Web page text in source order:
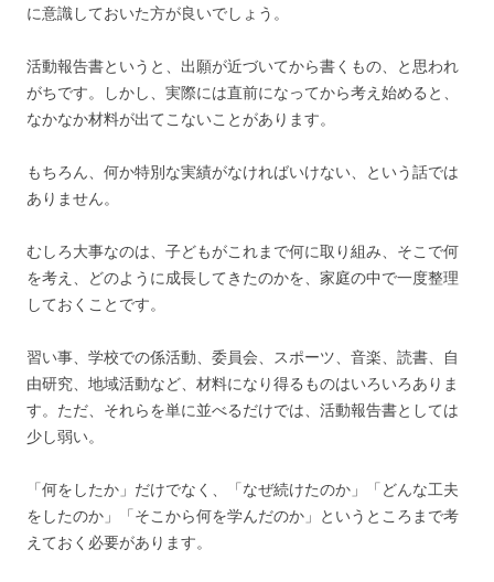
に意識しておいた方が良いでしょう。
活動報告書というと、出願が近づいてから書くもの、と思われ
がちです。しかし、実際には直前になってから考え始めると、
なかなか材料が出てこないことがあります。
もちろん、何か特別な実績がなければいけない、という話では
ありません。
むしろ大事なのは、子どもがこれまで何に取り組み、そこで何
を考え、どのように成長してきたのかを、家庭の中で一度整理
しておくことです。
習い事、学校での係活動、委員会、スポーツ、音楽、読書、自
由研究、地域活動など、材料になり得るものはいろいろありま
す。ただ、それらを単に並べるだけでは、活動報告書としては
少し弱い。
「何をしたか」だけでなく、「なぜ続けたのか」「どんな工夫
をしたのか」「そこから何を学んだのか」というところまで考
えておく必要があります。